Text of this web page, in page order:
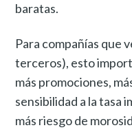
baratas.
Para compañías que
terceros), esto
más promociones,
sensibilidad a la tasa
más riesgo de